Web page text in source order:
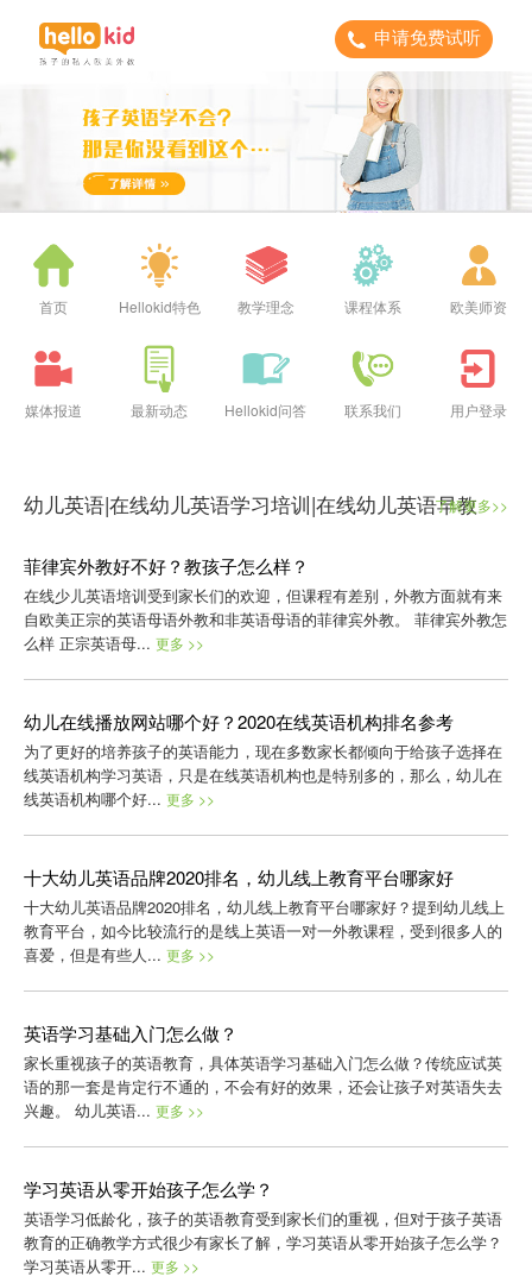
申请免费试听
首页 Hellokid特色 教学理念 课程体系 欧美师资
媒体报道 最新动态 Hellokid问答 联系我们 用户登录
幼儿英语|在线幼儿英语学习培训|在线幼儿英语早教
了解更多>>
菲律宾外教好不好？教孩子怎么样？
在线少儿英语培训受到家长们的欢迎，但课程有差别，外教方面就有来
自欧美正宗的英语母语外教和非英语母语的菲律宾外教。 菲律宾外教怎
么样 正宗英语母... 更多 >>
幼儿在线播放网站哪个好？2020在线英语机构排名参考
为了更好的培养孩子的英语能力，现在多数家长都倾向于给孩子选择在
线英语机构学习英语，只是在线英语机构也是特别多的，那么，幼儿在
线英语机构哪个好... 更多 >>
十大幼儿英语品牌2020排名，幼儿线上教育平台哪家好
十大幼儿英语品牌2020排名，幼儿线上教育平台哪家好？提到幼儿线上
教育平台，如今比较流行的是线上英语一对一外教课程，受到很多人的
喜爱，但是有些人... 更多 >>
英语学习基础入门怎么做？
家长重视孩子的英语教育，具体英语学习基础入门怎么做？传统应试英
语的那一套是肯定行不通的，不会有好的效果，还会让孩子对英语失去
兴趣。 幼儿英语... 更多 >>
学习英语从零开始孩子怎么学？
英语学习低龄化，孩子的英语教育受到家长们的重视，但对于孩子英语
教育的正确教学方式很少有家长了解，学习英语从零开始孩子怎么学？
学习英语从零开... 更多 >>